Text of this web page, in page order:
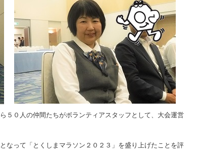
５０人の仲間たちがボランティアスタッフとして、大会運営
なって「とくしまマラソン２０２３」を盛り上げたことを評